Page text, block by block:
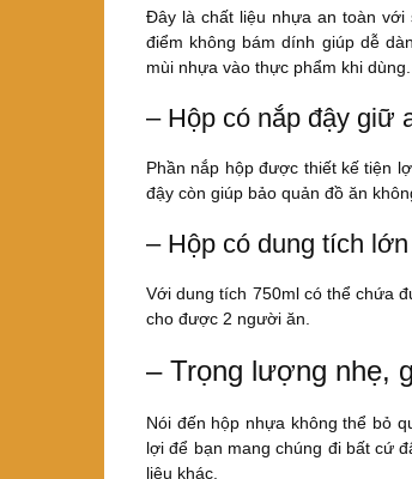
Đây là chất liệu nhựa an toàn
điểm không bám dính giúp dễ
mùi nhựa vào thực phẩm khi dùng.
– Hộp có nắp đậy giữ
Phần nắp hộp được thiết kế tiện
đậy còn giúp bảo quản đồ ăn
– Hộp có dung tích lớn
Với dung tích 750ml có thể chứa
cho được 2 người ăn.
– Trọng lượng nhẹ,
Nói đến hộp nhựa không thể bỏ
lợi để bạn mang chúng đi bất cứ
liệu khác.